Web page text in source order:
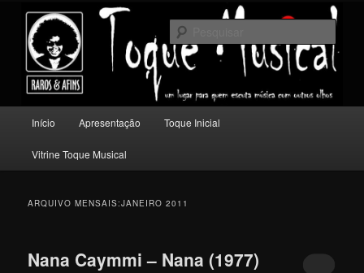
conteúdo
principal
conteúdo
secundário
Toque Musical
Um lugar para quem escuta música com outros olhos.
principal
Início Apresentação Toque Inicial
Vitrine Toque Musical
ARQUIVO MENSAIS:JANEIRO 2011
Nana Caymmi – Nana (1977)